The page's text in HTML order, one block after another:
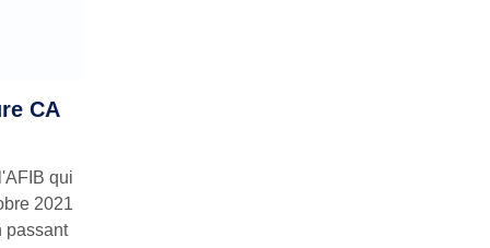
CA
qui
2021
passant